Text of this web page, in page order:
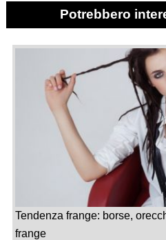
Potrebbero
Tendenza frange: borse,
frange